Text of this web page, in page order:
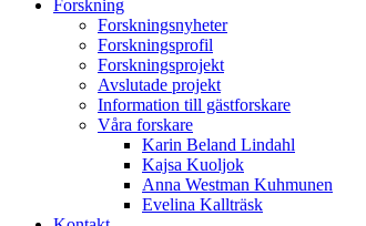
Forskning
Forskningsnyheter
Forskningsprofil
Forskningsprojekt
Avslutade projekt
Information till gästforskare
Våra forskare
Karin Beland Lindahl
Kajsa Kuoljok
Anna Westman Kuhmunen
Evelina Kallträsk